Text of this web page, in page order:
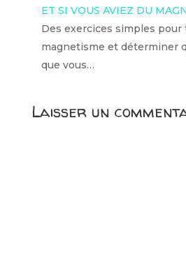
ET SI VOUS AVIEZ DU
Des exercices simples
magnetisme et déterminer
que vous…
Laisser un